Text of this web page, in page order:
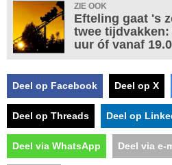
ZIE OOK
Efteling gaat 's
twee
uur óf vanaf
Deel op Facebook Deel op X
Deel op Threads Deel op
Deel via WhatsApp Deel via e-